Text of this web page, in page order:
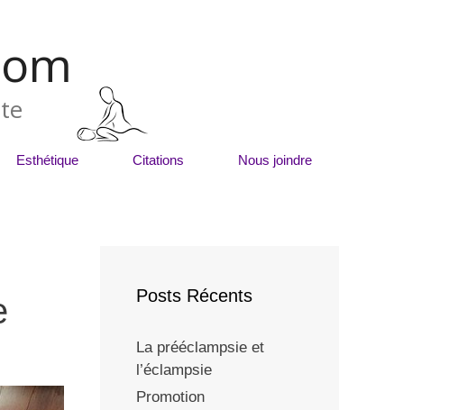
Esthétique Citations Nous joindre
Posts Récents
La prééclampsie et
l’éclampsie
Promotion